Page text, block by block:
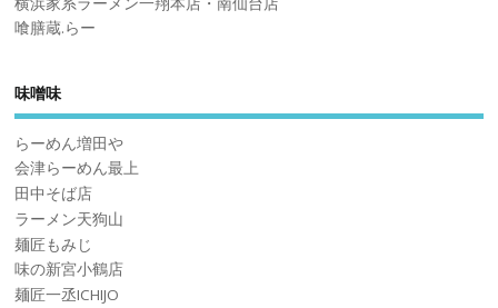
喰膳蔵.らー
味噌味
らーめん増田や
会津らーめん最上
田中そば店
ラーメン天狗山
麺匠もみじ
味の新宮小鶴店
麺匠一丞ICHIJO